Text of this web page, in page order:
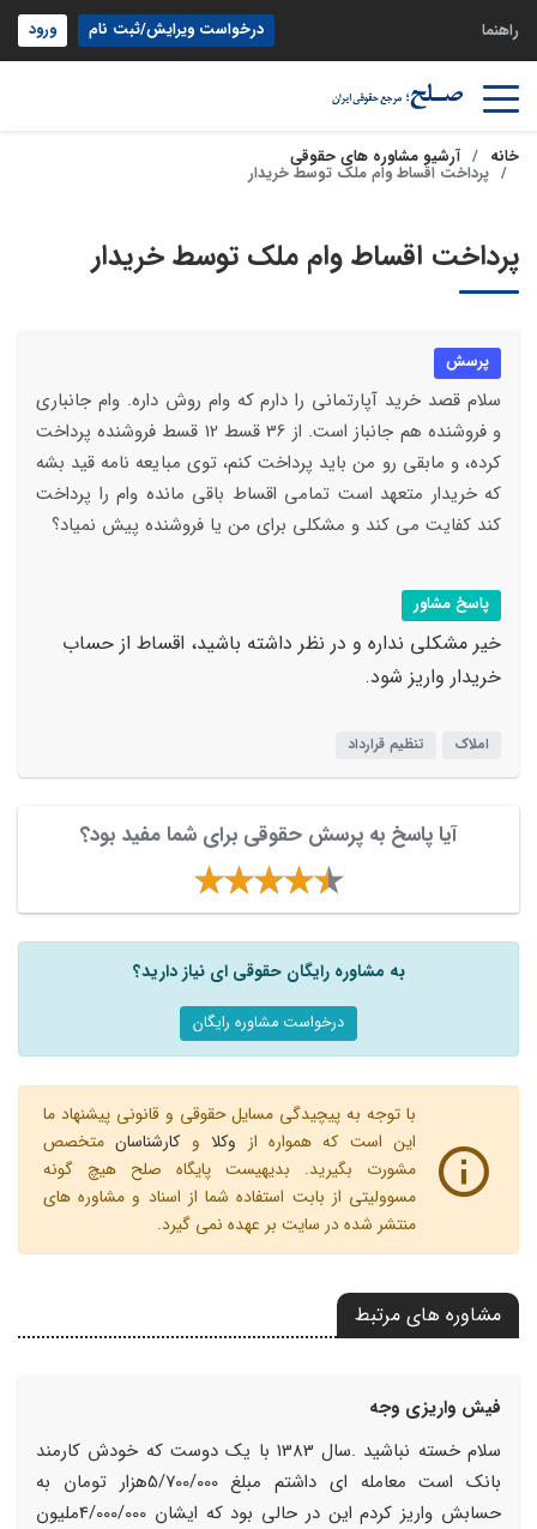
راهنما درخواست ویرایش/ثبت نام ورود
خانه آرشیو مشاوره های حقوقی
پرداخت اقساط وام ملک توسط خریدار
پرداخت اقساط وام ملک توسط خریدار
پرسش
سلام قصد خرید آپارتمانی را دارم که وام روش داره. وام جانباری
و فروشنده هم جانباز است. از 36 قسط 12 قسط فروشنده پرداخت
کرده، و مابقی رو من باید پرداخت کنم، توی مبایعه نامه قید بشه
که خریدار متعهد است تمامی اقساط باقی مانده وام را پرداخت
کند کفایت می کند و مشکلی برای من یا فروشنده پیش نمیاد؟
پاسخ مشاور
خیر مشکلی نداره و در نظر داشته باشید، اقساط از حساب
خریدار واریز شود.
املاک تنظیم قرارداد
آیا پاسخ به پرسش حقوقی برای شما مفید بود؟
به مشاوره رایگان حقوقی ای نیاز دارید؟
درخواست مشاوره رایگان
با توجه به پیچیدگی مسایل حقوقی و قانونی پیشنهاد ما
این است که همواره از وکلاو کارشناسانمتخصص
مشورت بگیرید. بدیهیست پایگاه صلح هیچ گونه
مسوولیتی از بابت استفاده شما از اسناد و مشاوره های
منتشر شده در سایت بر عهده نمی گیرد.
مشاوره های مرتبط
فیش واریزی وجه
سلام خسته نباشید .سال 1383 با یک دوست که خودش کارمند
بانک است معامله ای داشتم مبلغ 5/700/000هزار تومان به
حسابش واریز کردم این در حالی بود که ایشان 4/000/000ملیون